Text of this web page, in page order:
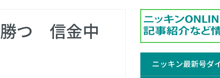
つ 信金中
ニッキン最新号ダ